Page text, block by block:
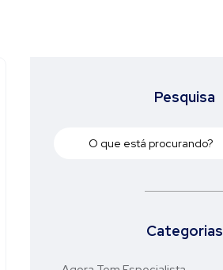
Pesquisa
Categorias